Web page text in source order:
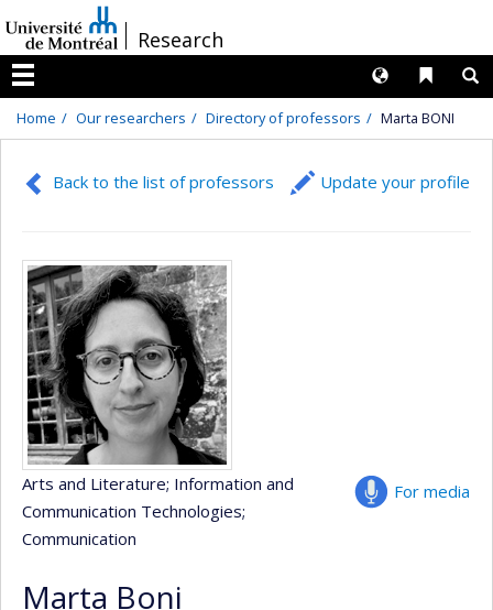
au
contenu
/Research
Menu
Liens
Langues
Home Our researchers Directory of professors Marta BONI
Back to the list of professors Update your profile
For media
Arts and Literature; Information and
Communication Technologies;
Communication
Marta Boni